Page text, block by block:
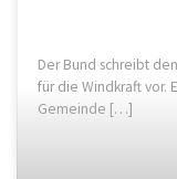
Der Bund schreibt
für die Windkraft vor.
Gemeinde […]